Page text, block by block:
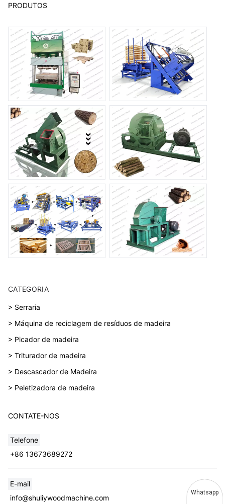
PRODUTOS
CATEGORIA
> Serraria
> Máquina de reciclagem de resíduos de madeira
> Picador de madeira
> Triturador de madeira
> Descascador de Madeira
> Peletizadora de madeira
CONTATE-NOS
Telefone
+86 13673689272
E-mail
info@shuliywoodmachine.com
Whatsapp